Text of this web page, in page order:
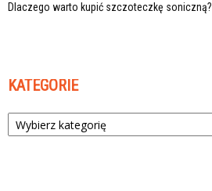
Dlaczego warto kupić szczoteczkę soniczną?
KATEGORIE
Kategorie